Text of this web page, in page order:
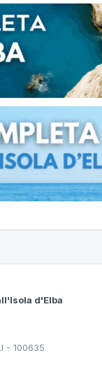
d'Elba
- 100635